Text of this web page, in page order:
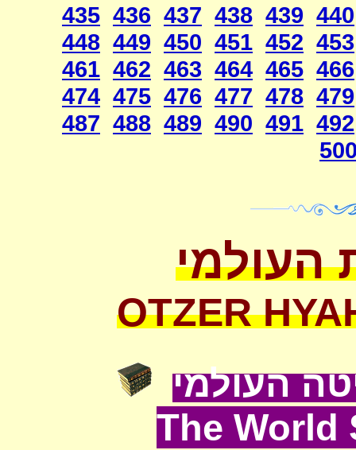
435 436 437 438 439 440
448 449 450 451 452 453
461 462 463 464 465 466
474 475 476 477 478 479
487 488 489 490 491 492
העולמי
OTZER
העולמי
The World